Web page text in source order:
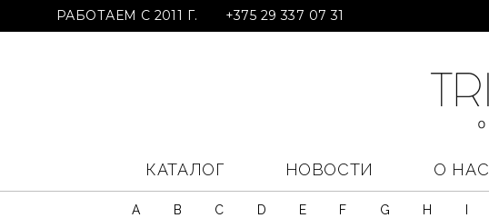
РАБОТАЕМ С 2011 Г. +375 29 337 07 31
КАТАЛОГ НОВОСТИ О НАС
A B C D E F G H